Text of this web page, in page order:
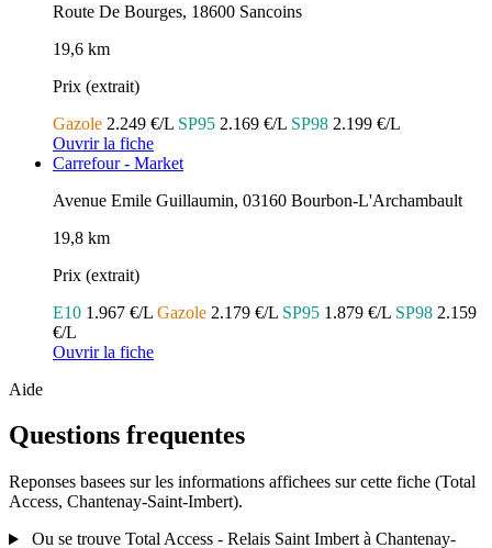
Route De Bourges, 18600 Sancoins
19,6 km
Prix (extrait)
Gazole 2.249 €/L SP95 2.169 €/L SP98 2.199 €/L
Ouvrir la fiche
Carrefour - Market
Avenue Emile Guillaumin, 03160 Bourbon-L'Archambault
19,8 km
Prix (extrait)
E10 1.967 €/L Gazole 2.179 €/L SP95 1.879 €/L SP98 2.159
€/L
Ouvrir la fiche
Aide
Questions frequentes
Reponses basees sur les informations affichees sur cette fiche (Total
Access, Chantenay-Saint-Imbert).
Ou se trouve Total Access - Relais Saint Imbert à Chantenay-